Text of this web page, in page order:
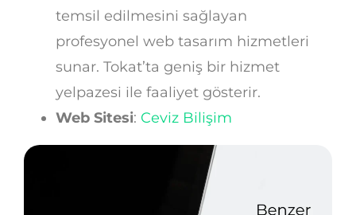
temsil edilmesini sağlayan
profesyonel web tasarım hizmetleri
sunar. Tokat’ta geniş bir hizmet
yelpazesi ile faaliyet gösterir.
Web Sitesi: Ceviz Bilişim